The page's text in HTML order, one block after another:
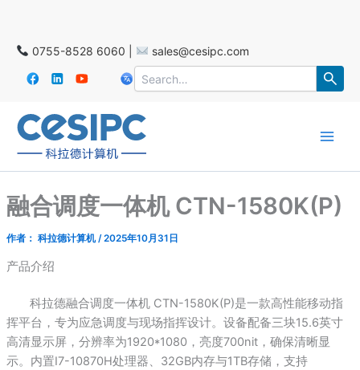
0755-8528 6060 |
sales@cesipc.com
融合调度一体机 CTN-1580K(P)
作者： 科拉德计算机/2025年10月31日
产品介绍
科拉德融合调度一体机 CTN-1580K(P)是一款高性能移动指
挥平台，专为应急调度与现场指挥设计。设备配备三块15.6英寸
高清显示屏，分辨率为1920*1080，亮度700nit，确保清晰显
示。内置I7-10870H处理器、32GB内存与1TB存储，支持